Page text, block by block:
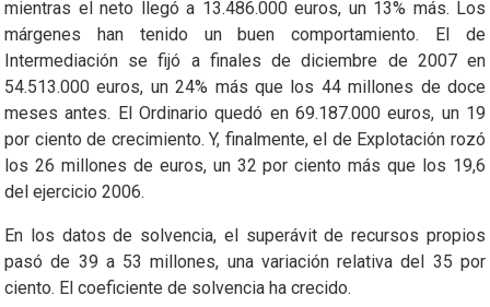
mientras el neto llegó a 13.486.000 euros, un 13% más. Los
márgenes han tenido un buen comportamiento. El de
Intermediación se fijó a finales de diciembre de 2007 en
54.513.000 euros, un 24% más que los 44 millones de doce
meses antes. El Ordinario quedó en 69.187.000 euros, un 19
por ciento de crecimiento. Y, finalmente, el de Explotación rozó
los 26 millones de euros, un 32 por ciento más que los 19,6
del ejercicio 2006.
En los datos de solvencia, el superávit de recursos propios
pasó de 39 a 53 millones, una variación relativa del 35 por
ciento. El coeficiente de solvencia ha crecido.